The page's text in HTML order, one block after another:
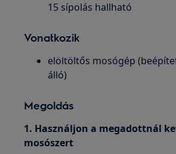
15 sípolás hallható
Vonatkozik
elöltöltős mosógép
álló)
Megoldás
1. Használjon a megadottnál
mosószert